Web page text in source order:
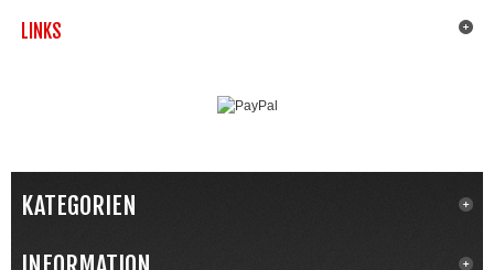
LINKS
KATEGORIEN